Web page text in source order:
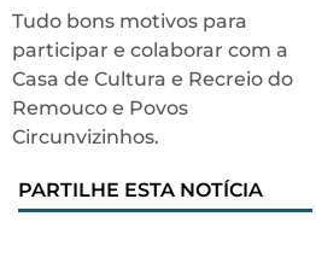
Tudo bons motivos para
participar e colaborar com a
Casa de Cultura e Recreio do
Remouco e Povos
Circunvizinhos.
PARTILHE ESTA NOTÍCIA